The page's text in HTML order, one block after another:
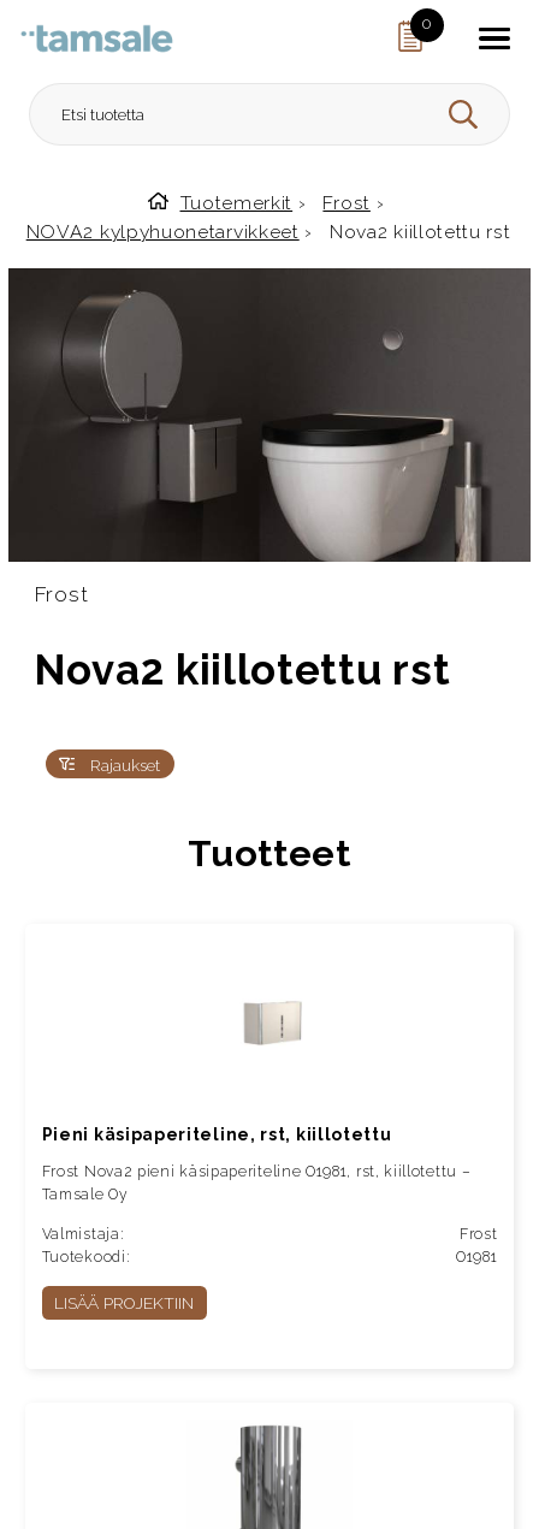
0
HAE
Etusivulle
Tuotemerkit › Frost ›
NOVA2 kylpyhuonetarvikkeet › Nova2 kiillotettu rst
Frost
Nova2 kiillotettu rst
Rajaukset
Tuotteet
Pieni käsipaperiteline, rst, kiillotettu
Frost Nova2 pieni käsipaperiteline O1981, rst, kiillotettu –
Tamsale Oy
Valmistaja:
Frost
Tuotekoodi:
O1981
LISÄÄ PROJEKTIIN